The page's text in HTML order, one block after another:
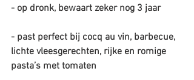
- op dronk, bewaart zeker nog 3 jaar
- past perfect bij cocq au vin, barbecue,
lichte vleesgerechten, rijke en romige
pasta’s met tomaten